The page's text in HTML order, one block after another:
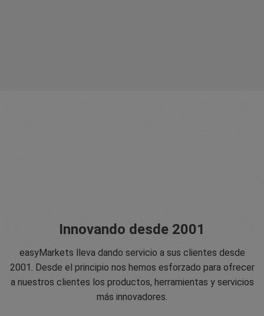
Innovando desde 2001
easyMarkets lleva dando servicio a sus clientes desde
2001. Desde el principio nos hemos esforzado para ofrecer
a nuestros clientes los productos, herramientas y servicios
más innovadores.